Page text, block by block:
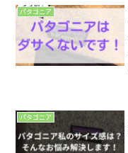
パタゴニア
パタゴニア